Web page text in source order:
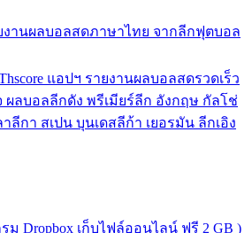
ยงานผลบอลสดภาษาไทย จากลีกฟุตบอล
แอปฯ รายงานผลบอลสดรวดเร็ว
ลบอลลีกดัง พรีเมียร์ลีก อังกฤษ กัลโช่
าลีกา สเปน บุนเดสลีก้า เยอรมัน ลีกเอิง
ม Dropbox เก็บไฟล์ออนไลน์ ฟรี 2 GB )